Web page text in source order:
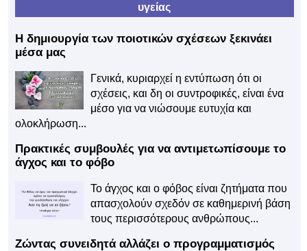
υγείας
Η δημιουργία των ποιοτικών σχέσεων ξεκινάει
μέσα μας
Γενικά, κυριαρχεί η εντύπωση ότι οι
σχέσεις, και δη οι συντροφικές, είναι ένα
μέσο για να νιώσουμε ευτυχία και
ολοκλήρωση...
Πρακτικές συμβουλές για να αντιμετωπίσουμε το
άγχος και το φόβο
Το άγχος και ο φόβος είναι ζητήματα που
απασχολούν σχεδόν σε καθημερινή βάση
τους περισσότερους ανθρώπους...
Ζώντας συνειδητά αλλάζει ο προγραμματισμός